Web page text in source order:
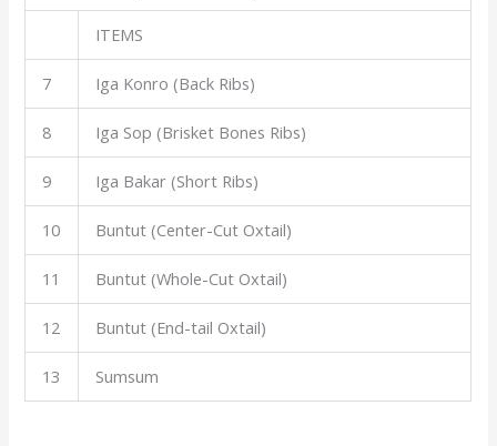
ITEMS
7 Iga Konro (Back Ribs)
8 Iga Sop (Brisket Bones Ribs)
9 Iga Bakar (Short Ribs)
10 Buntut (Center-Cut Oxtail)
11 Buntut (Whole-Cut Oxtail)
12 Buntut (End-tail Oxtail)
13 Sumsum